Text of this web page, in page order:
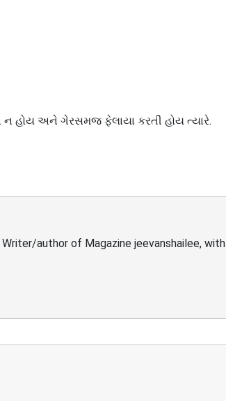
ન હોય અને ગેરસમજ ફેલાયા કરતી હોય ત્યારે.
author of Magazine jeevanshailee, with